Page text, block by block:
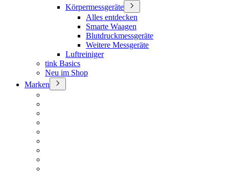
Körpermessgeräte
Alles entdecken
Smarte Waagen
Blutdruckmessgeräte
Weitere Messgeräte
Luftreiniger
tink Basics
Neu im Shop
Marken